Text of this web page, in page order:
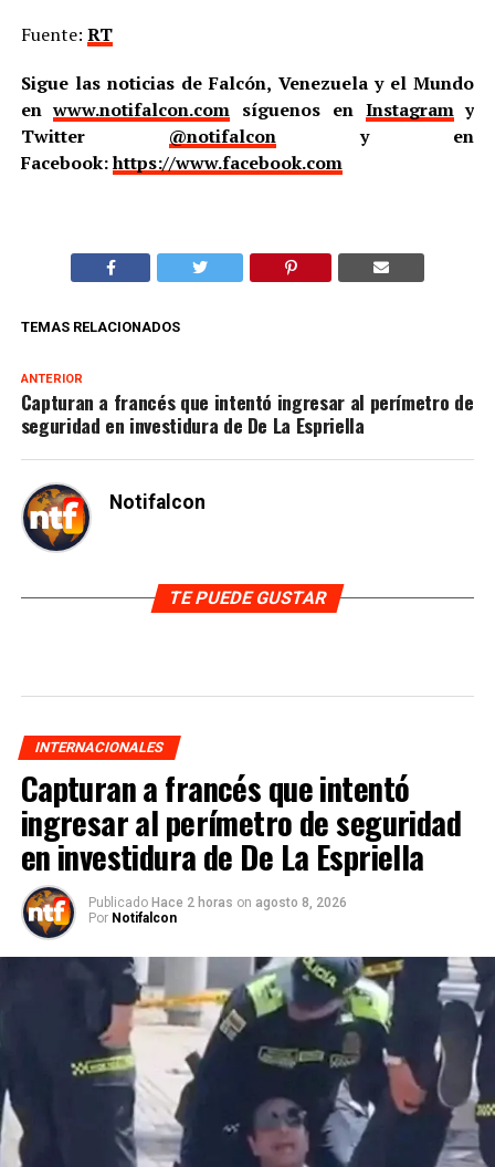
Fuente: RT
Sigue las noticias de Falcón, Venezuela y el Mundo
enwww.notifalcon.com síguenos en Instagramy
Twitter @notifalcony en
Facebook:https://www.facebook.com
TEMAS RELACIONADOS
ANTERIOR
Capturan a francés que intentó ingresar al perímetro de
seguridad en investidura de De La Espriella
Notifalcon
TE PUEDE GUSTAR
INTERNACIONALES
Capturan a francés que intentó
ingresar al perímetro de seguridad
en investidura de De La Espriella
Publicado Hace 2 horas on agosto 8, 2026
Por Notifalcon